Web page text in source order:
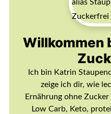
Willkommen
Ich bin Katrin
zeige ich dir, wie
Ernährung ohne
Low Carb, Keto,